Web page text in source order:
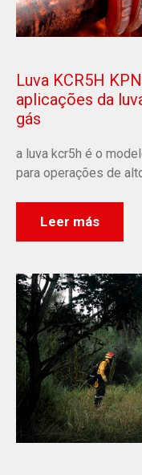
Luva KCR5H
aplicações da
gás
a luva kcr5h é o
para operações de
Leer más